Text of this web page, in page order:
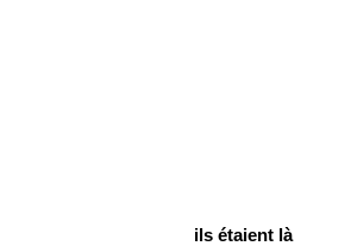
ils étaient là